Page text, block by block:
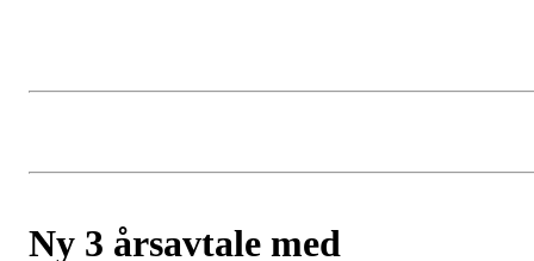
Ny 3 årsavtale med